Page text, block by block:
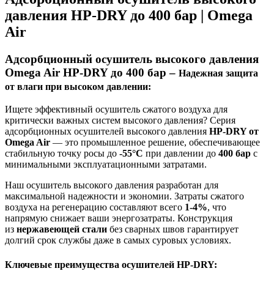
давления HP-DRY до 400 бар | Omega
Air
Адсорбционный осушитель высокого давления
Omega Air HP-DRY до 400 бар – Надежная защита
от влаги при высоком давлении:
Ищете эффективный осушитель сжатого воздуха для
критически важных систем высокого давления? Серия
адсорбционных осушителей высокого давления HP-DRY от
Omega Air — это промышленное решение, обеспечивающее
стабильную точку росы до -55°C при давлении до 400 бар с
минимальными эксплуатационными затратами.
Наш осушитель высокого давления разработан для
максимальной надежности и экономии. Затраты сжатого
воздуха на регенерацию составляют всего 1-4%, что
напрямую снижает ваши энергозатраты. Конструкция
из нержавеющей стали без сварных швов гарантирует
долгий срок службы даже в самых суровых условиях.
Ключевые преимущества осушителей HP-DRY: